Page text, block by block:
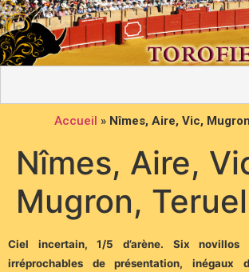
Accueil » Nîmes, Aire, Vic,
Nîmes, Aire,
Mugron,
Ciel incertain, 1/5 d’arène. Six novillos
irréprochables de présentation,